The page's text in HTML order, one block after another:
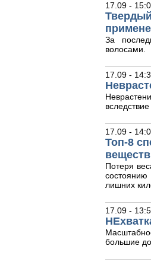
17.09 -
За
волосами.
17.09 -
17.09 -
Топ-8
Потеря
лишних
17.09 -
большие